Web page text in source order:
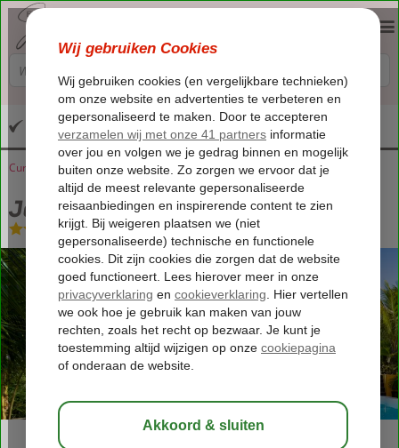
Altijd inclusief huurauto
Home
Curaçao Sint Willibrordus Jan Kok Lodges
Jan Kok Lodges
Logies-Appartement